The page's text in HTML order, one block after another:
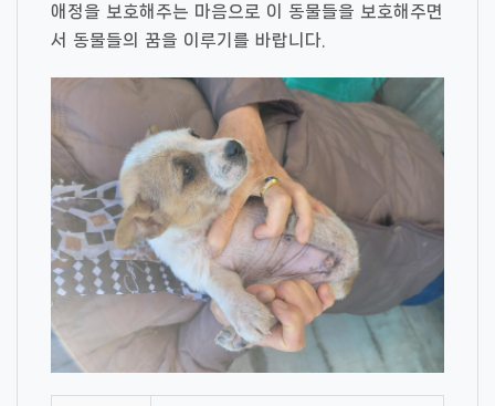
애정을 보호해주는 마음으로 이 동물들을 보호해주면
서 동물들의 꿈을 이루기를 바랍니다.